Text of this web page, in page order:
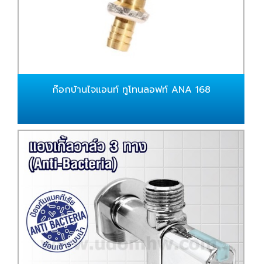
ก๊อกบ้านไจแอนท์ ทูโทนลอฟท์ ANA 168